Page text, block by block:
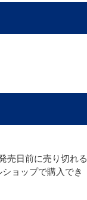
売日前に売り切れる
ョップで購入でき